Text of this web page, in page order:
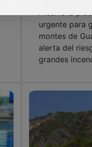
urgente para
montes de
alerta del
grandes